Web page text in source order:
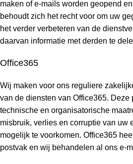
maken of e-mails worden geopend
behoudt zich het recht voor om uw
het verder verbeteren van de
daarvan informatie met derden te
Office365
Wij maken voor ons reguliere
van de diensten van Office365. Deze
technische en organisatorische
misbruik, verlies en corruptie van uw
mogelijk te voorkomen. Office365
postvak en wij behandelen al ons e-